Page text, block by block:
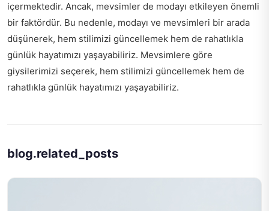
içermektedir. Ancak, mevsimler de modayı etkileyen önemli
bir faktördür. Bu nedenle, modayı ve mevsimleri bir arada
düşünerek, hem stilimizi güncellemek hem de rahatlıkla
günlük hayatımızı yaşayabiliriz. Mevsimlere göre
giysilerimizi seçerek, hem stilimizi güncellemek hem de
rahatlıkla günlük hayatımızı yaşayabiliriz.
blog.related_posts